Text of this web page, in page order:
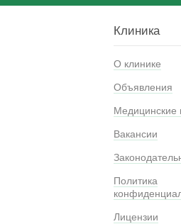
Клиника
О клинике
Объявления
Медицинские
Вакансии
Политика
Лицензии